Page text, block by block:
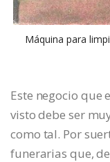
Máquina para
Este negocio que
visto debe ser
como tal. Por
funerarias que,